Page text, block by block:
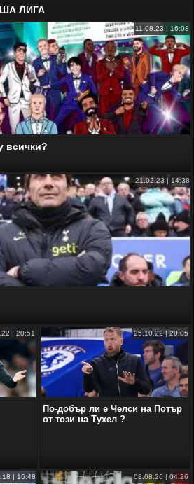
ЛИГА
11.08.23 | 16:08
всички?
21.02.23 | 14:38
| 20:51 25.10.22 | 20:05
По-добър ли е Челси на Потър
от този на Тухел ?
| 16:48 08.08.26 | 04:26